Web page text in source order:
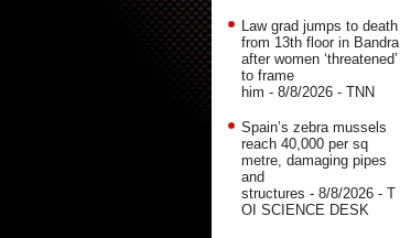
Law grad jumps to death
from 13th floor in Bandra
after women ‘threatened’
to frame
him - 8/8/2026 - TNN
Spain’s zebra mussels
reach 40,000 per sq
metre, damaging pipes
and
structures - 8/8/2026 - T
OI SCIENCE DESK